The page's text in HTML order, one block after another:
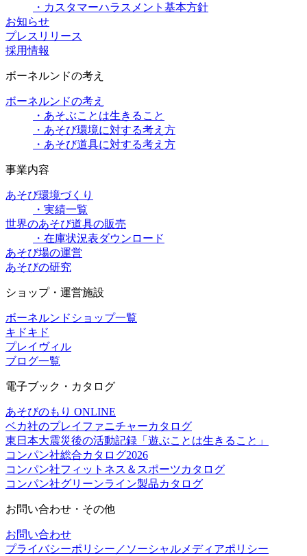
・カスタマーハラスメント基本方針
お知らせ
プレスリリース
採用情報
ボーネルンドの考え
ボーネルンドの考え
・あそぶことは生きること
・あそび環境に対する考え方
・あそび道具に対する考え方
事業内容
あそび環境づくり
・実績一覧
世界のあそび道具の販売
・在庫状況表ダウンロード
あそび場の運営
あそびの研究
ショップ・運営施設
ボーネルンドショップ一覧
キドキド
プレイヴィル
ブログ一覧
電子ブック・カタログ
あそびのもり ONLINE
ベカ社のプレイファニチャーカタログ
東日本大震災後の活動記録「遊ぶことは生きること」
コンパン社総合カタログ2026
コンパン社フィットネス＆スポーツカタログ
コンパン社グリーンライン製品カタログ
お問い合わせ・その他
お問い合わせ
プライバシーポリシー／ソーシャルメディアポリシー